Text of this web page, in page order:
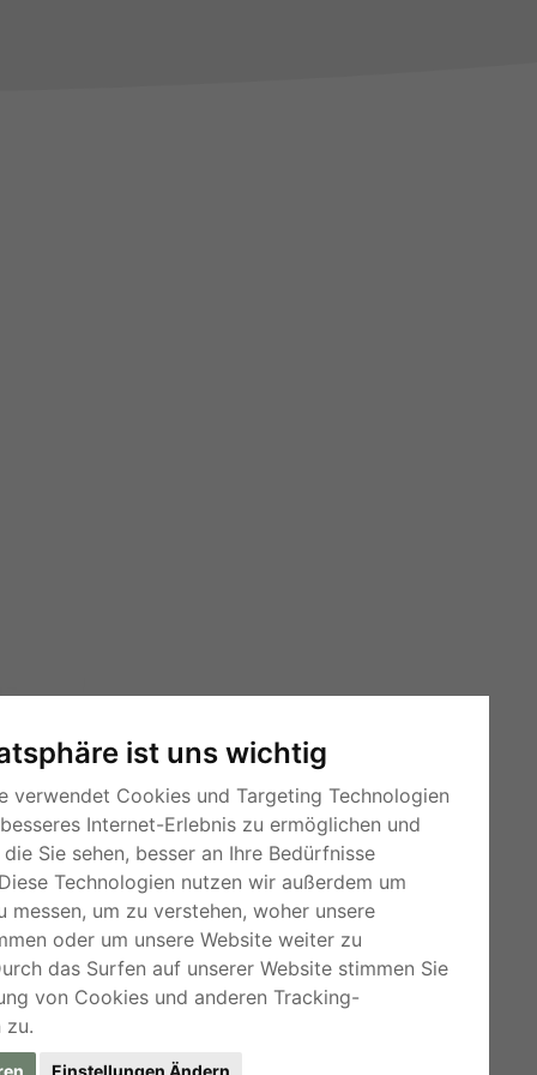
ist uns wichtig
verwendet Cookies und Targeting Technologien
Internet-Erlebnis zu ermöglichen und
Sie sehen, besser an Ihre Bedürfnisse
Technologien nutzen wir außerdem um
messen, um zu verstehen, woher unsere
oder um unsere Website weiter zu
das Surfen auf unserer Website stimmen Sie
von Cookies und anderen Tracking-
zu.
Einstellungen Ändern
RSS-Feeds
Für Webmaster